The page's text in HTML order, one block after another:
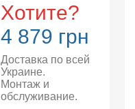
Хотите?
4 879 грн
Доставка по всей
Украине.
Монтаж и
обслуживание.